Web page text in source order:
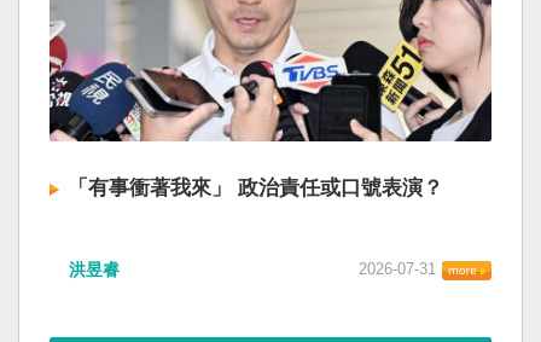
「有事衝著我來」 政治責任或口號表演？
洪昱睿 2026-07-31